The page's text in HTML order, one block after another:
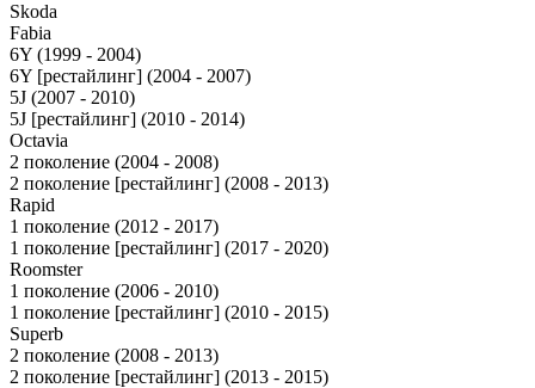
Skoda
Fabia
6Y (1999 - 2004)
6Y [рестайлинг] (2004 - 2007)
5J (2007 - 2010)
5J [рестайлинг] (2010 - 2014)
Octavia
2 поколение (2004 - 2008)
2 поколение [рестайлинг] (2008 - 2013)
Rapid
1 поколение (2012 - 2017)
1 поколение [рестайлинг] (2017 - 2020)
Roomster
1 поколение (2006 - 2010)
1 поколение [рестайлинг] (2010 - 2015)
Superb
2 поколение (2008 - 2013)
2 поколение [рестайлинг] (2013 - 2015)